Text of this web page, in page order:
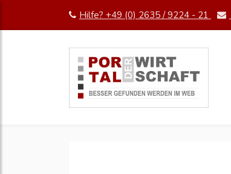
Hilfe? +49 (0) 2635 / 9224 - 21
erstellen